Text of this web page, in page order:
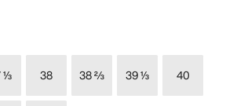
⅓ 38 38 ⅔ 39 ⅓ 40